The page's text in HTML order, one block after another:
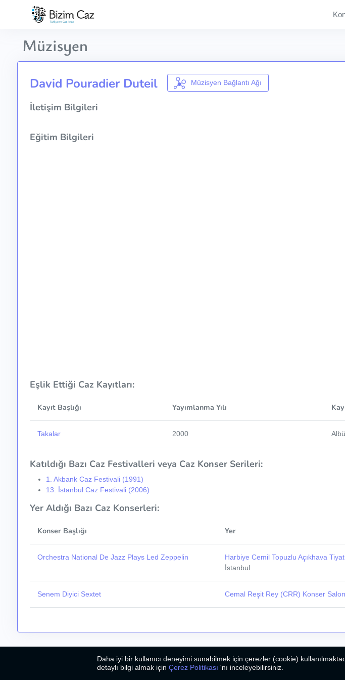
Müzisyen
David Pouradier Duteil Müzisyen Bağlantı Ağı
İletişim Bilgileri
Eğitim Bilgileri
Eşlik Ettiği Caz Kayıtları:
Kayıt Başlığı Yayımlanma Yılı
Takalar 2000
Katıldığı Bazı Caz Festivalleri veya Caz Konser Serileri:
1. Akbank Caz Festivali (1991)
13. İstanbul Caz Festivali (2006)
Yer Aldığı Bazı Caz Konserleri:
Konser Başlığı Yer
Orchestra National De Jazz Plays Led Zeppelin Harbiye Cemil Topuzlu Açıkhava
İstanbul
Senem Diyici Sextet Cemal Reşit Rey (CRR) Konser
Bizim Caz
Daha iyi bir kullanıcı deneyimi sunabilmek için çerezler (cookie)
detaylı bilgi almak için Çerez Politikası 'nı inceleyebilirsiniz.